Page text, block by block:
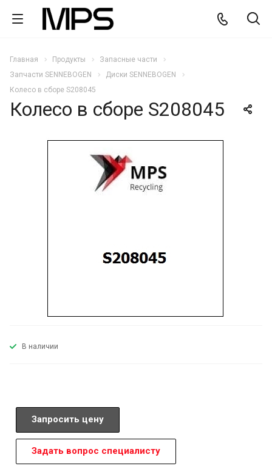
Главная Продукты
Запасные части
Запчасти SENNEBOGEN
Диски SENNEBOGEN
Колесо в сборе S208045
Колесо в сборе S208045
В наличии
Запросить цену
Задать вопрос специалисту